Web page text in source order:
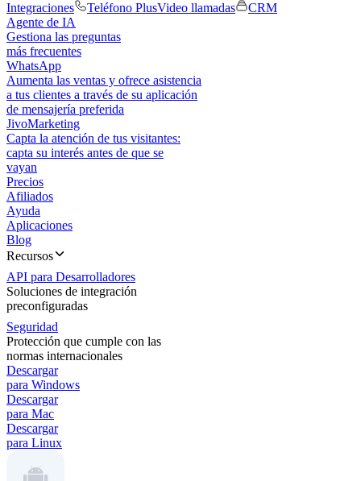
Integraciones
Teléfono PlusVideo llamadas
CRM
Agente de IA
Gestiona las preguntas
más frecuentes
WhatsApp
Aumenta las ventas y ofrece asistencia
a tus clientes a través de su aplicación
de mensajería preferida
JivoMarketing
Capta la atención de tus visitantes:
capta su interés antes de que se
vayan
Precios
Afiliados
Ayuda
Aplicaciones
Blog
Recursos
API para Desarrolladores
Soluciones de integración
preconfiguradas
Seguridad
Protección que cumple con las
normas internacionales
Descargar
para Windows
Descargar
para Mac
Descargar
para Linux